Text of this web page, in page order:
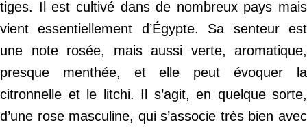
tiges. Il est cultivé dans de nombreux pays mais
vient essentiellement d’Égypte. Sa senteur est
une note rosée, mais aussi verte, aromatique,
presque menthée, et elle peut évoquer la
citronnelle et le litchi. Il s’agit, en quelque sorte,
d’une rose masculine, qui s’associe très bien avec